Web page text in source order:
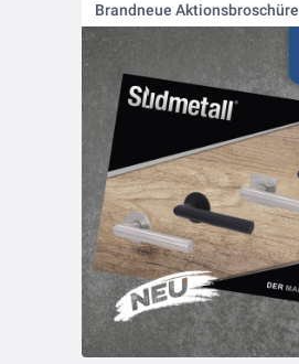
Brandneue Aktionsbroschüre